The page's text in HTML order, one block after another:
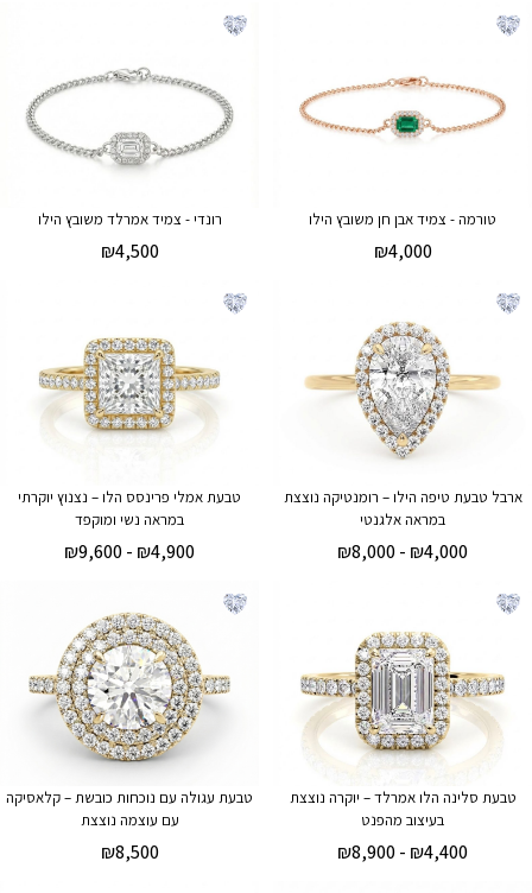
טורמה - צמיד אבן חן משובץ הילו
₪4,000
רונדי - צמיד אמרלד משובץ הילו
₪4,500
ארבל טבעת טיפה הילו – רומנטיקה נוצצת
במראה אלגנטי
₪4,000
-
₪8,000
טבעת אמלי פרינסס הלו – נצנוץ יוקרתי
במראה נשי ומוקפד
₪4,900
-
₪9,600
טבעת סלינה הלו אמרלד – יוקרה נוצצת
בעיצוב מהפנט
₪4,400
-
₪8,900
טבעת עגולה עם נוכחות כובשת – קלאסיקה
עם עוצמה נוצצת
₪8,500